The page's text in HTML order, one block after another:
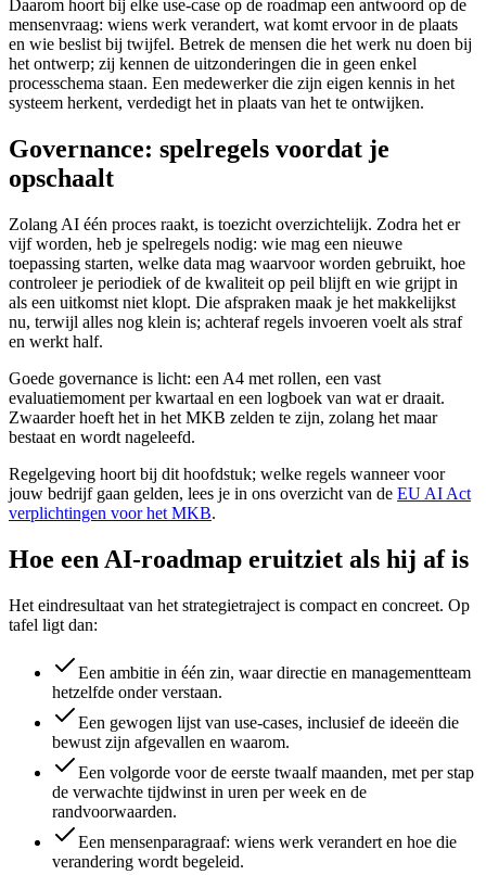
Daarom hoort bij elke use-case op de roadmap een antwoord op de
mensenvraag: wiens werk verandert, wat komt ervoor in de plaats
en wie beslist bij twijfel. Betrek de mensen die het werk nu doen bij
het ontwerp; zij kennen de uitzonderingen die in geen enkel
processchema staan. Een medewerker die zijn eigen kennis in het
systeem herkent, verdedigt het in plaats van het te ontwijken.
Governance: spelregels voordat je
opschaalt
Zolang AI één proces raakt, is toezicht overzichtelijk. Zodra het er
vijf worden, heb je spelregels nodig: wie mag een nieuwe
toepassing starten, welke data mag waarvoor worden gebruikt, hoe
controleer je periodiek of de kwaliteit op peil blijft en wie grijpt in
als een uitkomst niet klopt. Die afspraken maak je het makkelijkst
nu, terwijl alles nog klein is; achteraf regels invoeren voelt als straf
en werkt half.
Goede governance is licht: een A4 met rollen, een vast
evaluatiemoment per kwartaal en een logboek van wat er draait.
Zwaarder hoeft het in het MKB zelden te zijn, zolang het maar
bestaat en wordt nageleefd.
Regelgeving hoort bij dit hoofdstuk; welke regels wanneer voor
jouw bedrijf gaan gelden, lees je in ons overzicht van de EU AI Act
verplichtingen voor het MKB.
Hoe een AI-roadmap eruitziet als hij af is
Het eindresultaat van het strategietraject is compact en concreet. Op
tafel ligt dan:
Een ambitie in één zin, waar directie en managementteam
hetzelfde onder verstaan.
Een gewogen lijst van use-cases, inclusief de ideeën die
bewust zijn afgevallen en waarom.
Een volgorde voor de eerste twaalf maanden, met per stap
de verwachte tijdwinst in uren per week en de
randvoorwaarden.
Een mensenparagraaf: wiens werk verandert en hoe die
verandering wordt begeleid.